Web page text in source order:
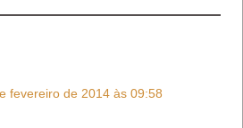
fevereiro de 2014 às 09:58